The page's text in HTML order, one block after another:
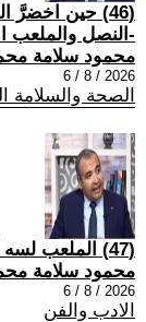
(46) حين اخضرَّ
-النصل والملعب
محمود سلامة
2026 / 8 / 6
الصحة والسلامة
(47) الملعب لسه أخضر || أغنية
محمود سلامة
2026 / 8 / 6
الادب والفن